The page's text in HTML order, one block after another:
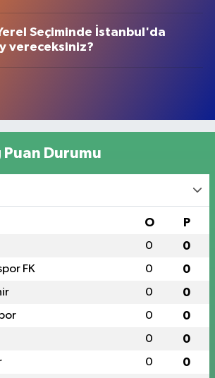
Seçiminde İstanbul'da
vereceksiniz?
Puan Durumu
O P
0 0
FK 0 0
0 0
0 0
0 0
0 0